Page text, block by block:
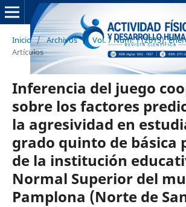
Inicio / Archivos / Vol. 7 Núm. 1 (2015):
Artículos
Inferencia del juego
sobre los factores
la agresividad en
grado quinto de básica
de la institución
Normal Superior del
Pamplona (Norte de